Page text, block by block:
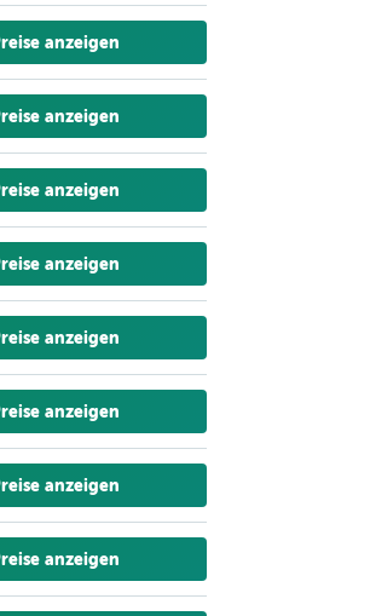
anzeigen
anzeigen
anzeigen
anzeigen
anzeigen
anzeigen
anzeigen
anzeigen